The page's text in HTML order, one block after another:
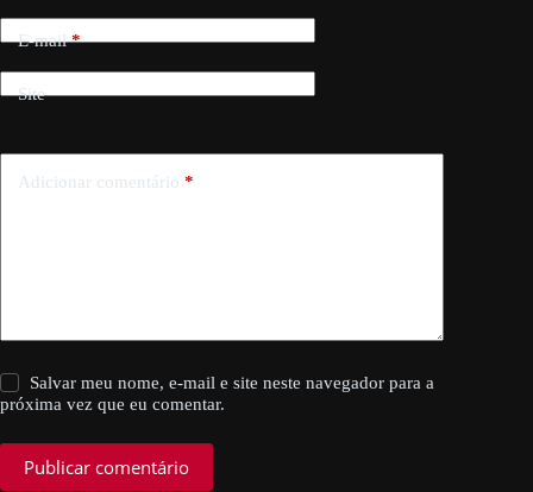
E-mail*
Site
Adicionar comentário *
Salvar meu nome, e-mail e site neste navegador para a
próxima vez que eu comentar.
Publicar comentário